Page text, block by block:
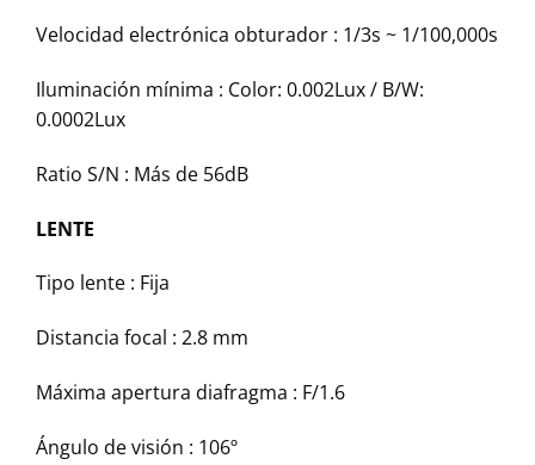
Velocidad electrónica obturador : 1/3s ~ 1/100,000s
Iluminación mínima : Color: 0.002Lux / B/W:
0.0002Lux
Ratio S/N : Más de 56dB
LENTE
Tipo lente : Fija
Distancia focal : 2.8 mm
Máxima apertura diafragma : F/1.6
Ángulo de visión : 106º